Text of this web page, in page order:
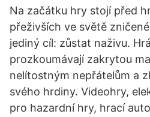
Na začátku hry stojí před
přeživších ve světě
jediný cíl: zůstat naživu.
prozkoumávají zakrytou
nelítostným nepřátelům a
svého hrdiny. Videohry,
pro hazardní hry, hrací